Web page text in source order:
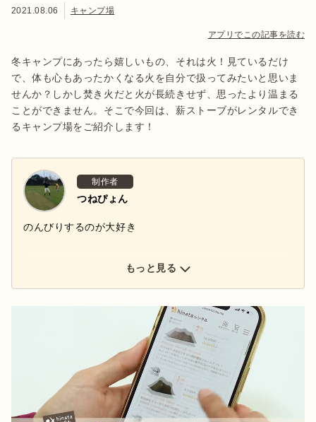
2021.08.06 キャンプ場
アプリでこの記事を読む
冬キャンプにあったら嬉しいもの、それは火！見ているだけ
で、体も心もあったかくなる火を自分で扱ってみたいと思いま
せんか？しかし焚き火だと火が長続きせず、思ったより温まる
ことができません。そこで今回は、薪ストーブがレンタルでき
るキャンプ場をご紹介します！
制作者
つねぴょん
のんびりするのが大好き
もっと見る